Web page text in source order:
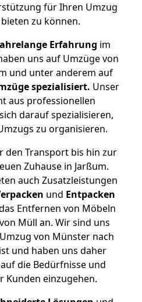
für Ihren Umzug
zu können.
Erfahrung im
uns auf Umzüge von
und unter anderem auf
spezialisiert. Unser
aus professionellen
darauf spezialisieren,
zu organisieren.
den Transport bis hin zur
Zuhause in Jarßum.
auch Zusatzleistungen
und Entpacken
Entfernen von Möbeln
Müll an. Wir sind uns
von Münster nach
und haben uns daher
die Bedürfnisse und
Kunden einzugehen.